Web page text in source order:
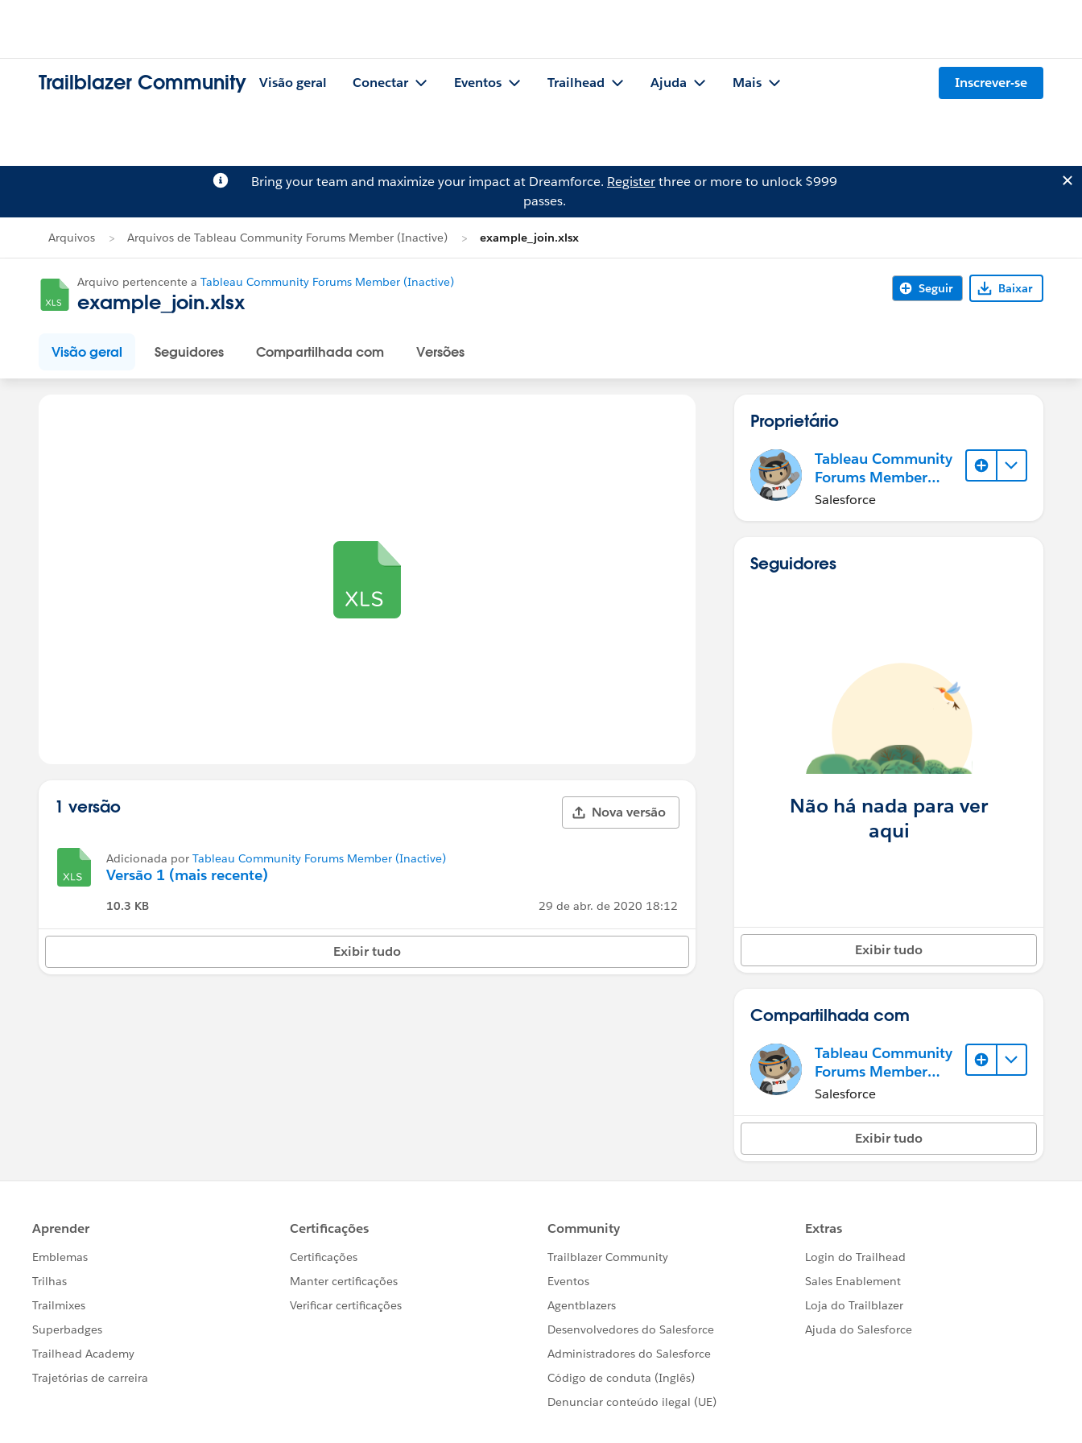
Trailblazer Community Visão geral Conectar Eventos Trailhead Ajuda Mais Inscrever-se
Bring your team and maximize your impact at Dreamforce. Registerthree or more to unlock $999
passes.
Arquivos Arquivos de Tableau Community Forums Member (Inactive) example_join.xlsx
Arquivo pertencente a Tableau Community Forums Member (Inactive)
example_join.xlsx
Seguir Baixar
Visão geral Seguidores Compartilhada com Versões
1 versão Nova versão
Adicionada por Tableau Community Forums Member (Inactive)
Versão 1 (mais recente)
10.3 KB 29 de abr. de 2020 18:12
Exibir tudo
Proprietário
Tableau Community
Forums Member
(Inactive)
Salesforce
Seguidores
Não há nada para ver
aqui
Exibir tudo
Compartilhada com
Tableau Community
Forums Member
(Inactive)
Salesforce
Exibir tudo